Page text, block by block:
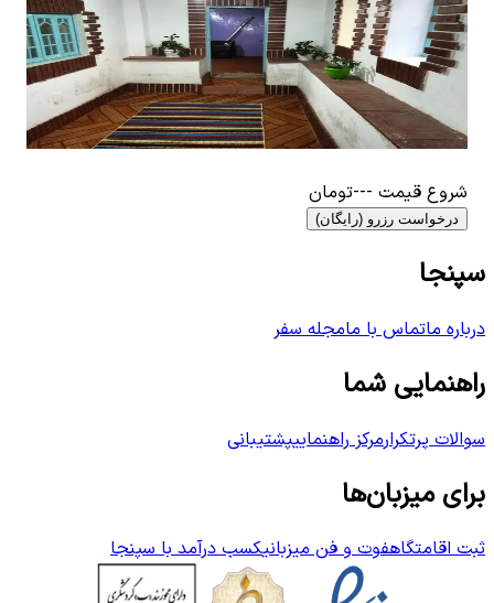
تالش
اجاره اتاق بومگردی روستایی در خطبه سرا تالش
اتاق خواب7 نفر
۱٬۸۷۰٬۰۰۰تومان
شروع قیمت ---تومان
درخواست رزرو (رایگان)
سپنجا
درباره ماتماس با مامجله سفر
راهنمایی شما
سوالات پرتکرارمرکز راهنماییپشتیبانی
برای میزبان‌ها
ثبت اقامتگاهفوت و فن میزبانیکسب درآمد با سپنجا